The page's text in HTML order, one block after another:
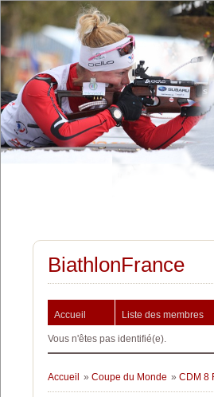
BiathlonFrance
Accueil Liste des membres
Vous n'êtes pas identifié(e).
Accueil » Coupe du Monde » CDM 8